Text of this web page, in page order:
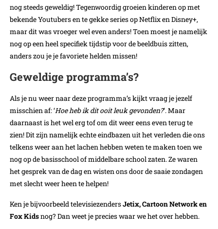
nog steeds geweldig! Tegenwoordig groeien kinderen op met
bekende Youtubers en te gekke series op Netflix en Disney+,
maar dit was vroeger wel even anders! Toen moest je namelijk
nog op een heel specifiek tijdstip voor de beeldbuis zitten,
anders zou je je favoriete helden missen!
Geweldige programma’s?
Als je nu weer naar deze programma’s kijkt vraag je jezelf
misschien af: ‘Hoe heb ik dit ooit leuk gevonden?‘. Maar
daarnaast is het wel erg tof om dit weer eens even terug te
zien! Dit zijn namelijk echte eindbazen uit het verleden die ons
telkens weer aan het lachen hebben weten te maken toen we
nog op de basisschool of middelbare school zaten. Ze waren
het gesprek van de dag en wisten ons door de saaie zondagen
met slecht weer heen te helpen!
Ken je bijvoorbeeld televisiezendersJetix, Cartoon Network en
Fox Kidsnog? Dan weet je precies waar we het over hebben.